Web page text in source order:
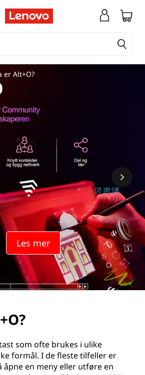
Les mer
er Alt+O?
som ofte brukes i ulike
formål. I de fleste tilfeller er
en meny eller utføre en